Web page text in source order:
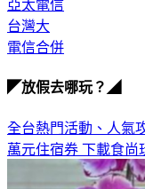
亞太電信
台灣大
電信合併
◤放假去哪玩？◢
全台熱門活動、人氣
萬元住宿券 下載食尚